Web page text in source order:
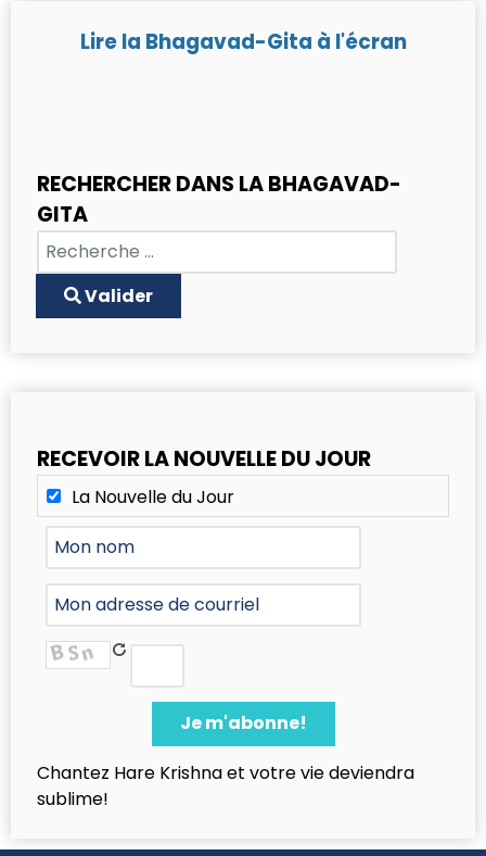
Lire la Bhagavad-Gita à l'écran
RECHERCHER DANS LA BHAGAVAD-
GITA
Chercher
Type 2 or more characters for results.
Valider
RECEVOIR LA NOUVELLE DU JOUR
La Nouvelle du Jour
Chantez Hare Krishna et votre vie deviendra
sublime!